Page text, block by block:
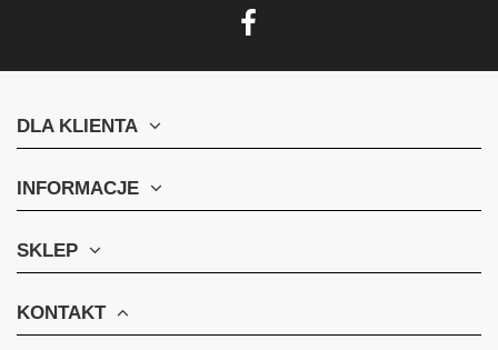
DLA KLIENTA
INFORMACJE
SKLEP
KONTAKT